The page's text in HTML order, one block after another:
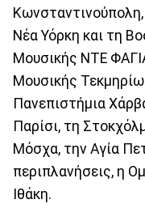
Κωνσταντινούπολη,
Νέα Υόρκη και τη
Μουσικής ΝΤΕ
Μουσικής
Πανεπιστήμια
Παρίσι, τη
Μόσχα, την Αγία
περιπλανήσεις, η
Ιθάκη.